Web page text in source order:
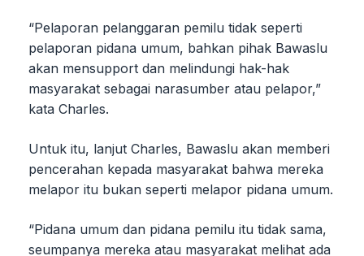
“Pelaporan pelanggaran pemilu tidak seperti
pelaporan pidana umum, bahkan pihak Bawaslu
akan mensupport dan melindungi hak-hak
masyarakat sebagai narasumber atau pelapor,”
kata Charles.
Untuk itu, lanjut Charles, Bawaslu akan memberi
pencerahan kepada masyarakat bahwa mereka
melapor itu bukan seperti melapor pidana umum.
“Pidana umum dan pidana pemilu itu tidak sama,
seumpanya mereka atau masyarakat melihat ada